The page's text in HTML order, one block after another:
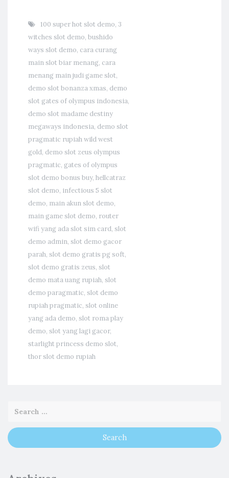
100 super hot slot demo, 3
witches slot demo, bushido
ways slot demo, cara curang
main slot biar menang, cara
menang main judi game slot,
demo slot bonanza xmas, demo
slot gates of olympus indonesia,
demo slot madame destiny
megaways indonesia, demo slot
pragmatic rupiah wild west
gold, demo slot zeus olympus
pragmatic, gates of olympus
slot demo bonus buy, hellcatraz
slot demo, infectious 5 slot
demo, main akun slot demo,
main game slot demo, router
wifi yang ada slot sim card, slot
demo admin, slot demo gacor
parah, slot demo gratis pg soft,
slot demo gratis zeus, slot
demo mata uang rupiah, slot
demo paragmatic, slot demo
rupiah pragmatic, slot online
yang ada demo, slot roma play
demo, slot yang lagi gacor,
starlight princess demo slot,
thor slot demo rupiah